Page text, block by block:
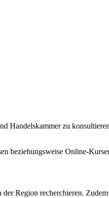
Handelskammer zu
beziehungsweise Online-
Region recherchieren.